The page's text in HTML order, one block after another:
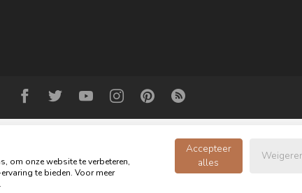
Oldwood - das Möbelgeschäft - Powered by
om onze website te verbeteren,
te bieden. Voor meer
Accepteer
alles